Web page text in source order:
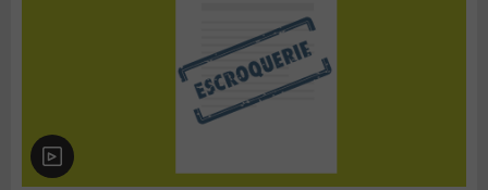
En
vidéo